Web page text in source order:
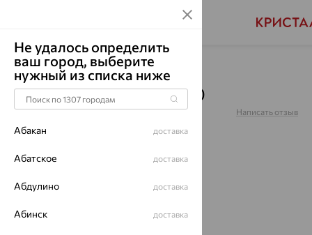
Главная Каталог Браслеты декоративные
Браслет, золото, 051390
Артикул:051390 Написать отзыв
Не удалось определить
ваш город, выберите
нужный из списка ниже
Абакан доставка
Абатское доставка
Абдулино доставка
Абинск доставка